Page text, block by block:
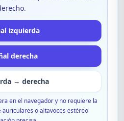
izquierda
derecha
→ derecha
en el navegador y no requiere la
o altavoces estéreo